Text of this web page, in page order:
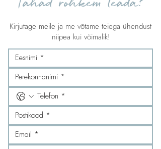
Kirjutage meile ja me võtame teiega ühendust
niipea kui võimalik!